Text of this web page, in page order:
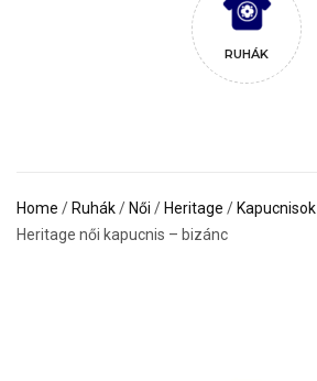
RUHÁK
Home / Ruhák/ Női / Heritage / Kapucnisok
Heritage női kapucnis – bizánc